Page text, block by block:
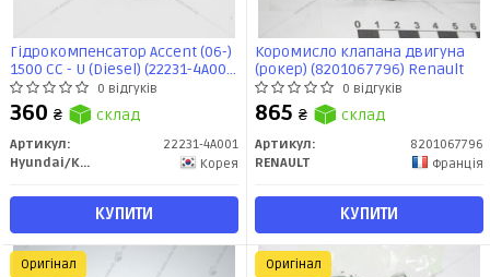
Гідрокомпенсатор Accent (06-)
1500 CC - U (Diesel) (22231-4A001)
Mobis
0 відгуків
360 ₴ склад
Артикул:
22231-4A001
Hyundai/Kia/Mobis
Корея
КУПИТИ
Коромисло клапана двигуна
(рокер) (8201067796) Renault
0 відгуків
865 ₴ склад
Артикул:
8201067796
RENAULT
Франція
КУПИТИ
Оригінал Оригінал